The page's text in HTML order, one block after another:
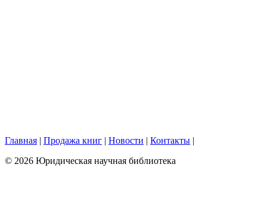
Главная | Продажа книг | Новости | Контакты |
© 2026 Юридическая научная библиотека